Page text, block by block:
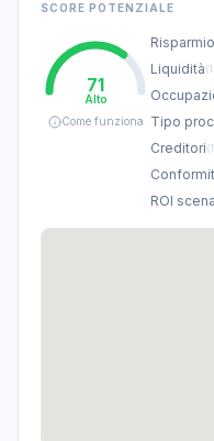
SCORE POTENZIALE
71
Alto
Come funziona
Risparmio
Liquidità(
Creditori(
ROI